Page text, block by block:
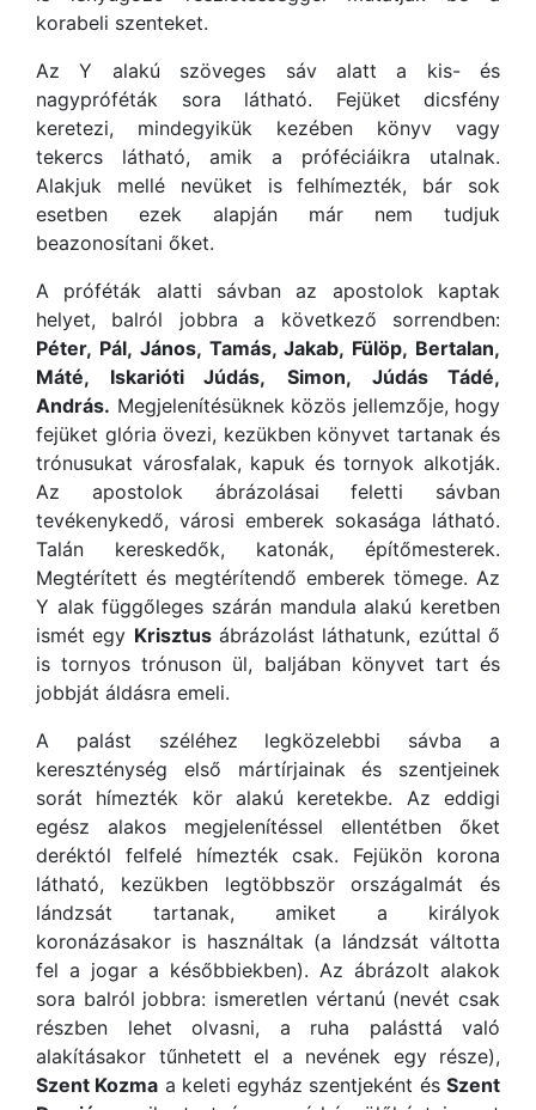
korabeli szenteket.
Az Y alakú szöveges sáv alatt a kis- és
nagypróféták sora látható. Fejüket dicsfény
keretezi, mindegyikük kezében könyv vagy
tekercs látható, amik a próféciáikra utalnak.
Alakjuk mellé nevüket is felhímezték, bár sok
esetben ezek alapján már nem tudjuk
beazonosítani őket.
A próféták alatti sávban az apostolok kaptak
helyet, balról jobbra a következő sorrendben:
Péter, Pál, János, Tamás, Jakab, Fülöp, Bertalan,
Máté,
Iskarióti Júdás, Simon,
Júdás Tádé,
András. Megjelenítésüknek közös jellemzője, hogy
fejüket glória övezi, kezükben könyvet tartanak és
trónusukat városfalak, kapuk és tornyok alkotják.
Az apostolok ábrázolásai feletti sávban
tevékenykedő, városi emberek sokasága látható.
Talán kereskedők, katonák, építőmesterek.
Megtérített és megtérítendő emberek tömege. Az
Y alak függőleges szárán mandula alakú keretben
ismét egy Krisztusábrázolást láthatunk, ezúttal ő
is tornyos trónuson ül, baljában könyvet tart és
jobbját áldásra emeli.
A palást széléhez legközelebbi sávba a
kereszténység első mártírjainak és szentjeinek
sorát hímezték kör alakú keretekbe. Az eddigi
egész alakos megjelenítéssel ellentétben őket
deréktól felfelé hímezték csak. Fejükön korona
látható, kezükben legtöbbször országalmát és
lándzsát tartanak, amiket a királyok
koronázásakor is használtak (a lándzsát váltotta
fel a jogar a későbbiekben). Az ábrázolt alakok
sora balról jobbra: ismeretlen vértanú (nevét csak
részben lehet olvasni, a ruha palásttá való
alakításakor tűnhetett el a nevének egy része),
Szent Kozma a keleti egyház szentjeként ésSzent